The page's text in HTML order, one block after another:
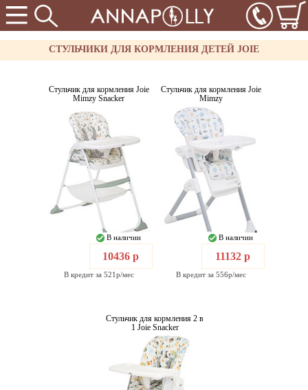
СТУЛЬЧИКИ ДЛЯ КОРМЛЕНИЯ ДЕТЕЙ JOIE
Стульчик для кормления Joie
Mimzy Snacker
В наличии
10436 р
В кредит за 521р/мес
Стульчик для кормления Joie
Mimzy
В наличии
11132 р
В кредит за 556р/мес
Стульчик для кормления 2 в
1 Joie Snacker